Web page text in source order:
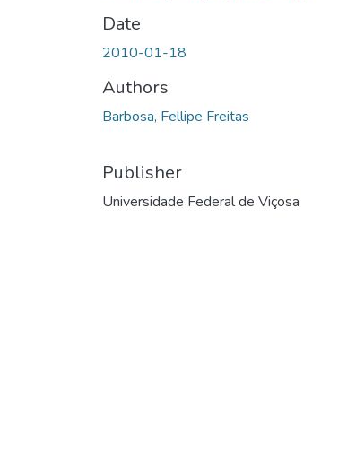
Date
2010-01-18
Authors
Barbosa, Fellipe Freitas
Publisher
Universidade Federal de Viçosa